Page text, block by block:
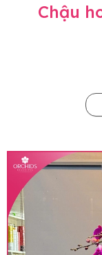
Chậu